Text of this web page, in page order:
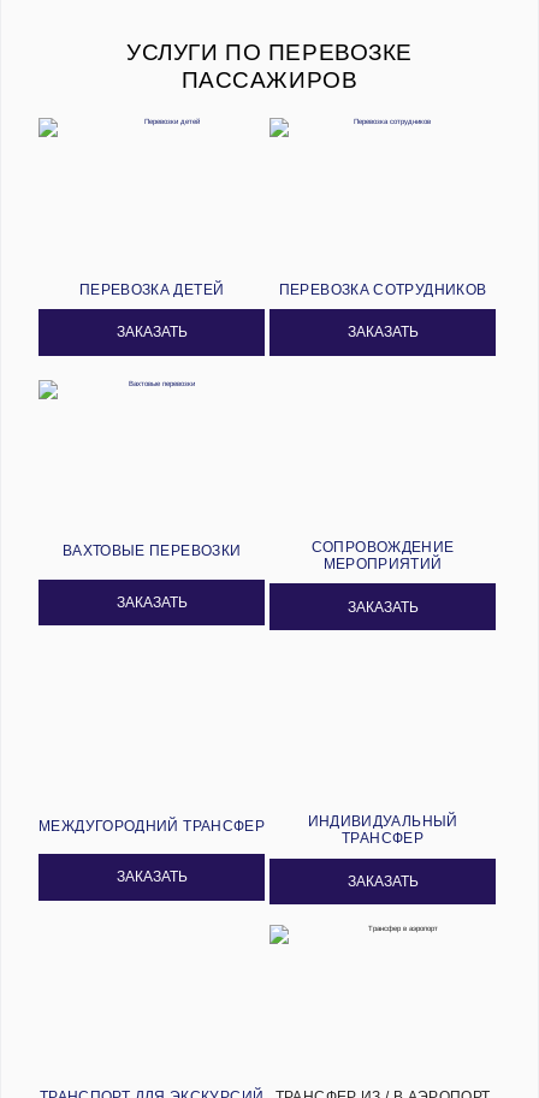
УСЛУГИ ПО ПЕРЕВОЗКЕ
ПАССАЖИРОВ
ПЕРЕВОЗКА ДЕТЕЙ
ЗАКАЗАТЬ
ПЕРЕВОЗКА СОТРУДНИКОВ
ЗАКАЗАТЬ
ВАХТОВЫЕ ПЕРЕВОЗКИ
ЗАКАЗАТЬ
СОПРОВОЖДЕНИЕ
МЕРОПРИЯТИЙ
ЗАКАЗАТЬ
МЕЖДУГОРОДНИЙ ТРАНСФЕР
ЗАКАЗАТЬ
ИНДИВИДУАЛЬНЫЙ
ТРАНСФЕР
ЗАКАЗАТЬ